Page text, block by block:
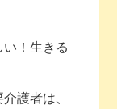
い！生きる
護者は、